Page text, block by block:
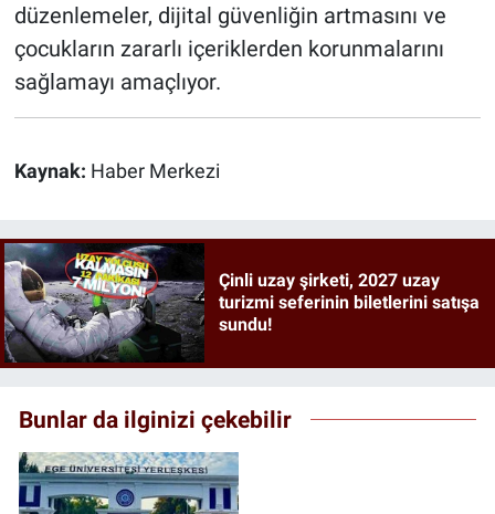
düzenlemeler, dijital güvenliğin artmasını ve
çocukların zararlı içeriklerden korunmalarını
sağlamayı amaçlıyor.
Kaynak: Haber Merkezi
Çinli uzay şirketi, 2027 uzay
turizmi seferinin biletlerini satışa
sundu!
Bunlar da ilginizi çekebilir